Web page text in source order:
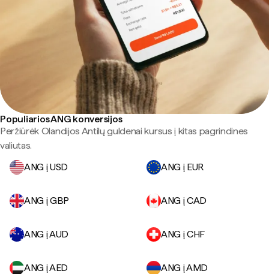
Populiarios ANG konversijos
Peržiūrėk Olandijos Antilų guldenai kursus į kitas pagrindines
valiutas.
ANG į USD
ANG į EUR
ANG į GBP ANG į CAD
ANG į AUD ANG į CHF
ANG į AED
ANG į AMD